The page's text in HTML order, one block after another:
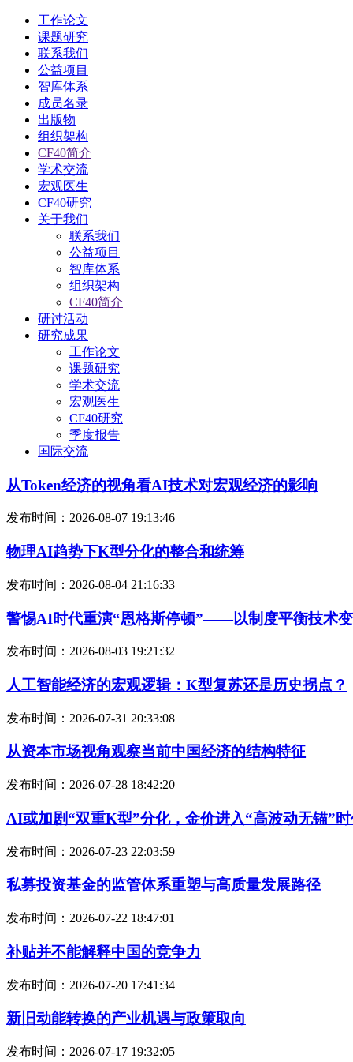
工作论文
课题研究
联系我们
公益项目
智库体系
成员名录
出版物
组织架构
CF40简介
学术交流
宏观医生
CF40研究
关于我们
联系我们
公益项目
智库体系
组织架构
CF40简介
研讨活动
研究成果
工作论文
课题研究
学术交流
宏观医生
CF40研究
季度报告
国际交流
从Token经济的视角看AI技术对宏观经济的影响
发布时间：2026-08-07 19:13:46
物理AI趋势下K型分化的整合和统筹
发布时间：2026-08-04 21:16:33
警惕AI时代重演“恩格斯停顿”——以制度平衡技术
发布时间：2026-08-03 19:21:32
人工智能经济的宏观逻辑：K型复苏还是历史拐点？
发布时间：2026-07-31 20:33:08
从资本市场视角观察当前中国经济的结构特征
发布时间：2026-07-28 18:42:20
AI或加剧“双重K型”分化，金价进入“高波动无锚”
发布时间：2026-07-23 22:03:59
私募投资基金的监管体系重塑与高质量发展路径
发布时间：2026-07-22 18:47:01
补贴并不能解释中国的竞争力
发布时间：2026-07-20 17:41:34
新旧动能转换的产业机遇与政策取向
发布时间：2026-07-17 19:32:05